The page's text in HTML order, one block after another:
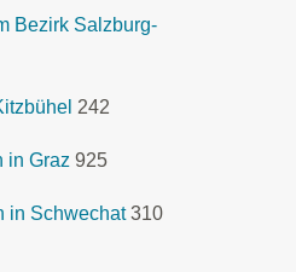
Bezirk Salzburg-
242
in Graz 925
in Schwechat 310